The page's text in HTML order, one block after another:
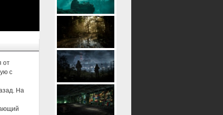
от
с
На